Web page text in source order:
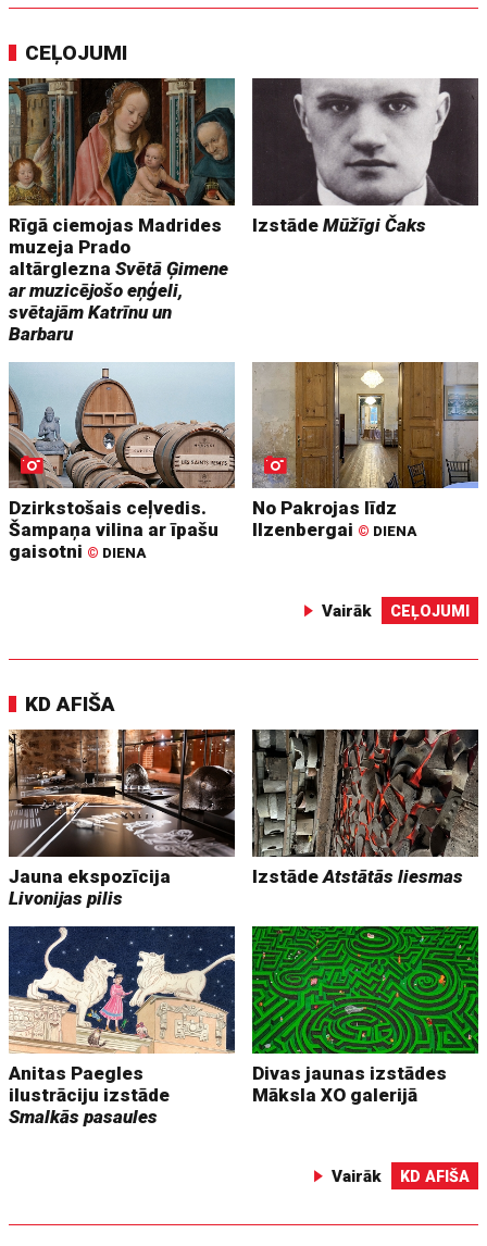
CEĻOJUMI
Rīgā ciemojas Madrides
muzeja Prado
altārgleznaSvētā Ģimene
ar muzicējošo eņģeli,
svētajām Katrīnu un
Barbaru
IzstādeMūžīgi Čaks
Dzirkstošais ceļvedis.
Šampaņa vilina ar īpašu
gaisotni © DIENA
No Pakrojas līdz
Ilzenbergai © DIENA
Vairāk CEĻOJUMI
KD AFIŠA
Jauna ekspozīcija
Livonijas pilis
IzstādeAtstātās liesmas
Anitas Paegles
ilustrāciju izstāde
Smalkās pasaules
Divas jaunas izstādes
Māksla XO galerijā
Vairāk KD AFIŠA